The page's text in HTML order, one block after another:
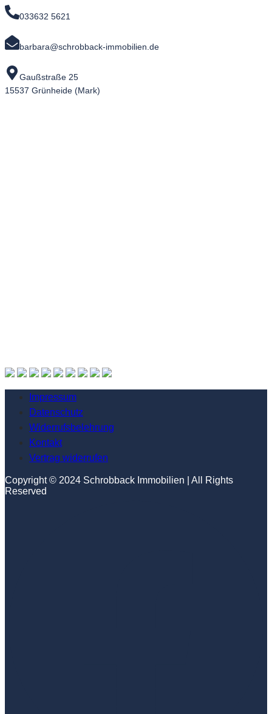
033632 5621
barbara@schrobback-immobilien.de
Gaußstraße 25
15537 Grünheide (Mark)
Impressum
Datenschutz
Widerrufsbelehrung
Kontakt
Vertrag widerrufen
Copyright © 2024 Schrobback Immobilien | All Rights
Reserved